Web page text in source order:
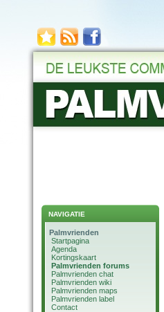
NAVIGATIE
Palmvrienden
Startpagina
Agenda
Kortingskaart
Palmvrienden forums
Palmvrienden chat
Palmvrienden wiki
Palmvrienden maps
Palmvrienden label
Contact